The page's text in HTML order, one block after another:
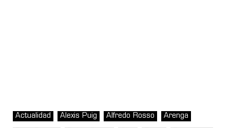
Actualidad Alexis Puig Alfredo Rosso Arenga